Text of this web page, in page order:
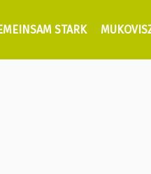
STARK